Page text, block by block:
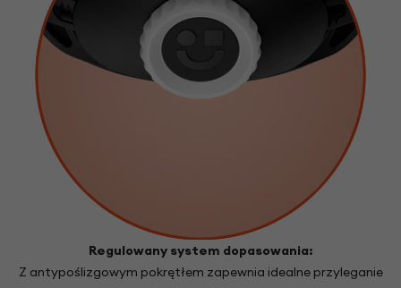
Regulowany system dopasowania:
Z antypoślizgowym pokrętłem zapewnia idealne przyleganie